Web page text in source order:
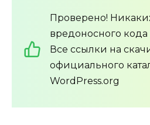
Проверено!
вредоносного кода
Все ссылки на
официального
WordPress.org